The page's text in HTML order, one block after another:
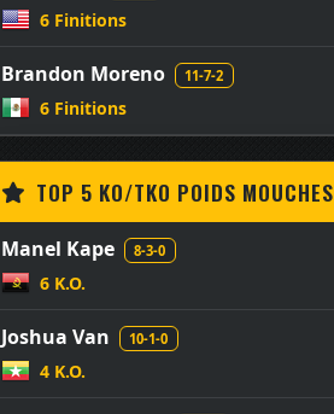
6 Finitions
Brandon Moreno 11-7-2
6 Finitions
TOP 5 KO/TKO POIDS MOUCHES
Manel Kape 8-3-0
6 K.O.
Joshua Van 10-1-0
4 K.O.